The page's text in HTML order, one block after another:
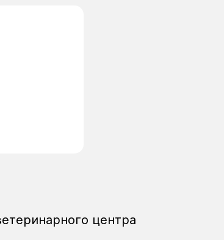
центра